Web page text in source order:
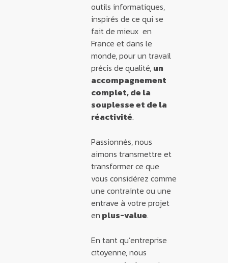
outils informatiques,
inspirés de ce qui se
fait de mieux en
France et dans le
monde, pour un travail
précis de qualité, un
accompagnement
complet, de la
souplesse et de la
réactivité.
Passionnés, nous
aimons transmettre et
transformer ce que
vous considérez comme
une contrainte ou une
entrave à votre projet
en plus-value.
En tant qu’entreprise
citoyenne, nous